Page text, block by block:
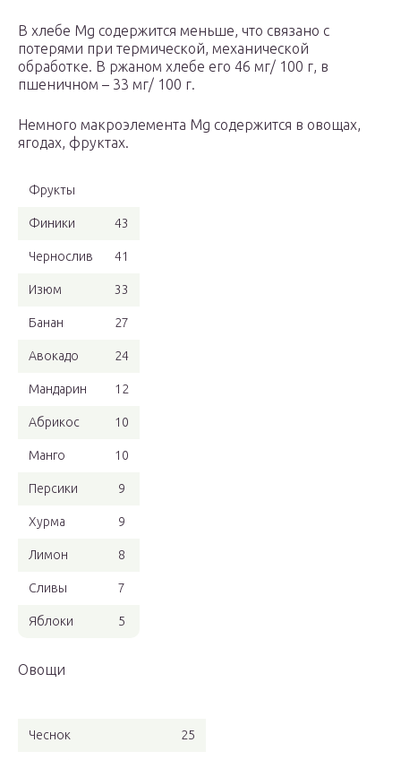
В хлебе Mg содержится меньше, что связано с
потерями при термической, механической
обработке. В ржаном хлебе его 46 мг/ 100 г, в
пшеничном – 33 мг/ 100 г.
Немного макроэлемента Mg содержится в овощах,
ягодах, фруктах.
Фрукты
Финики 43
Чернослив 41
Изюм 33
Банан 27
Авокадо 24
Мандарин 12
Абрикос 10
Манго 10
Персики 9
Хурма 9
Лимон 8
Сливы 7
Яблоки 5
Овощи
Чеснок 25